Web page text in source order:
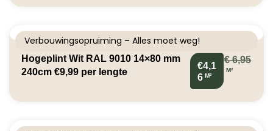
Verbouwingsopruiming – Alles moet weg!
Hogeplint Wit RAL 9010 14×80 mm
240cm €9,99 per lengte
€4,1
6 M²
€6,95
M²